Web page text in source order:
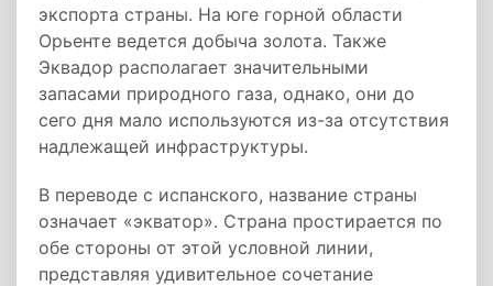
экспорта страны. На юге горной области
Орьенте ведется добыча золота. Также
Эквадор располагает значительными
запасами природного газа, однако, они до
сего дня мало используются из-за отсутствия
надлежащей инфраструктуры.
В переводе с испанского, название страны
означает «экватор». Страна простирается по
обе стороны от этой условной линии,
представляя удивительное сочетание